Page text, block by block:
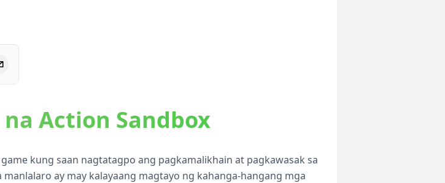
Action Sandbox
kung saan nagtatagpo ang pagkamalikhain at pagkawasak sa
ay may kalayaang magtayo ng kahanga-hangang mga